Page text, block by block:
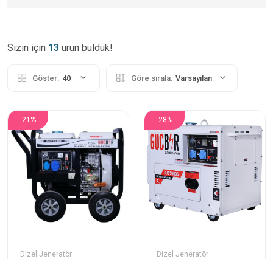
Sizin için 13 ürün bulduk!
Göster: 40 Göre sırala: Varsayılan
-21%
Dizel Jeneratör
-28%
Dizel Jeneratör